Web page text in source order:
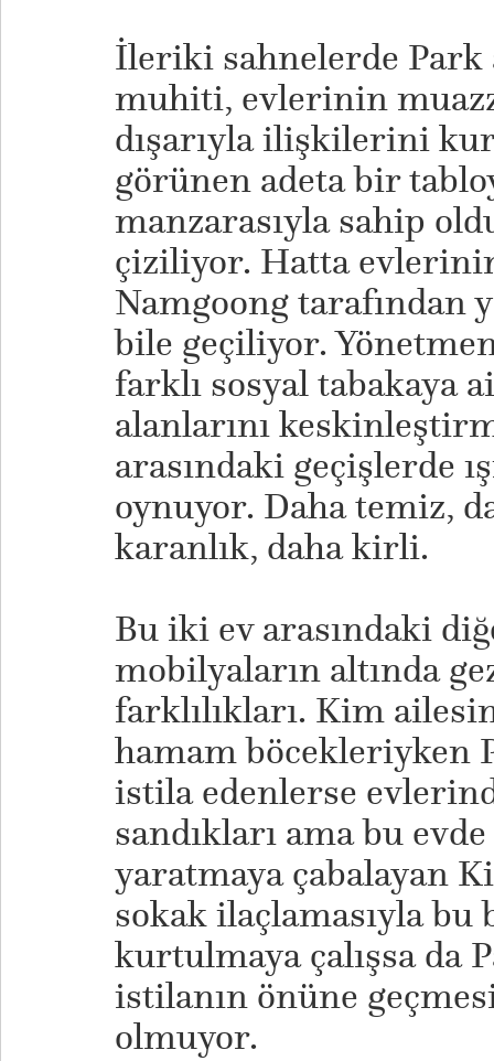
İleriki sahnelerde Park
muhiti, evlerinin
dışarıyla ilişkilerini
görünen adeta bir
manzarasıyla sahip
çiziliyor. Hatta
Namgoong tarafından
bile geçiliyor.
farklı sosyal tabakaya
alanlarını
arasındaki geçişlerde
oynuyor. Daha temiz,
karanlık, daha kirli.
​Bu iki ev arasındaki
mobilyaların altında
farklılıkları. Kim
hamam böcekleriyken
istila edenlerse
sandıkları ama bu
yaratmaya çabalayan
sokak ilaçlamasıyla bu
kurtulmaya çalışsa da
istilanın önüne
olmuyor.